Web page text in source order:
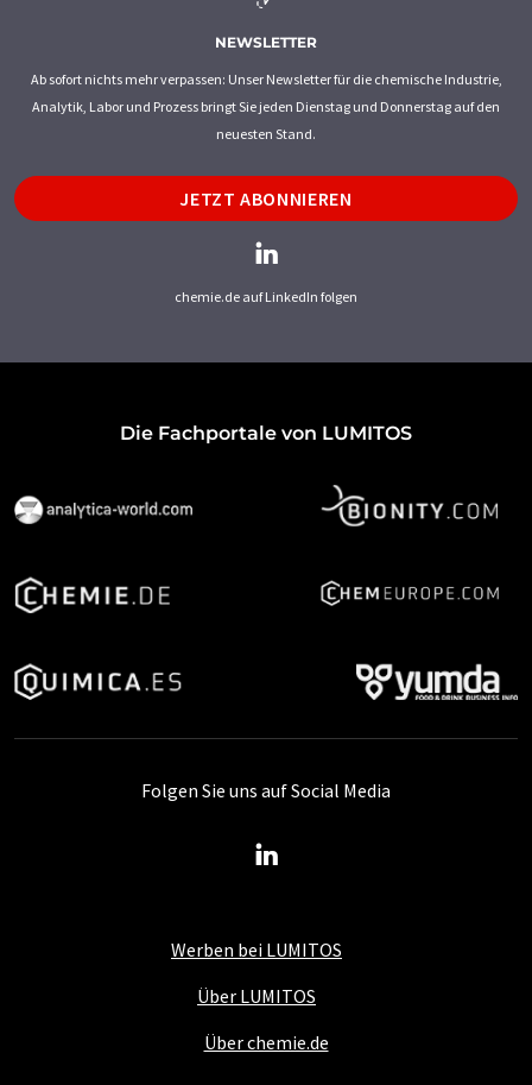
NEWSLETTER
Ab sofort nichts mehr verpassen: Unser Newsletter für die chemische Industrie,
Analytik, Labor und Prozess bringt Sie jeden Dienstag und Donnerstag auf den
neuesten Stand.
JETZT ABONNIEREN
chemie.de auf LinkedIn folgen
Die Fachportale von LUMITOS
Werben bei LUMITOS
Über LUMITOS
Über chemie.de
Folgen Sie uns auf Social Media